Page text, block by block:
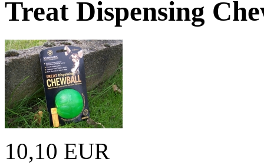
Treat Dispensing
10,10 EUR